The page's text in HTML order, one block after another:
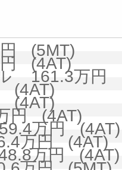
(5MT)
(4AT)
161.3万円
(4AT)
(4AT)
円 (4AT)
万円 (4AT)
万円 (4AT)
万円 (4AT)